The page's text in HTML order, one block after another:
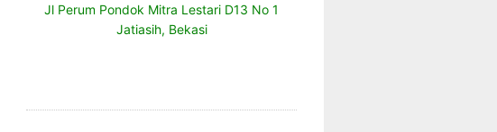
Jl Perum Pondok Mitra Lestari D13 No 1
Jatiasih, Bekasi